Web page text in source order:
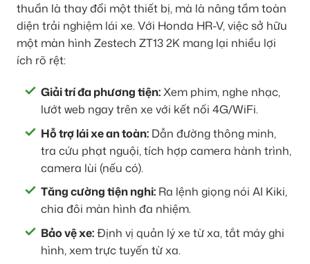
thuần là thay đổi một thiết bị, mà là nâng tầm toàn
diện trải nghiệm lái xe. Với Honda HR-V, việc sở hữu
một màn hình Zestech ZT13 2K mang lại nhiều lợi
ích rõ rệt:
Giải trí đa phương tiện:Xem phim, nghe nhạc,
lướt web ngay trên xe với kết nối 4G/WiFi.
Hỗ trợ lái xe an toàn: Dẫn đường thông minh,
tra cứu phạt nguội, tích hợp camera hành trình,
camera lùi (nếu có).
Tăng cường tiện nghi: Ra lệnh giọng nói AI Kiki,
chia đôi màn hình đa nhiệm.
Bảo vệ xe:Định vị quản lý xe từ xa, tắt máy ghi
hình, xem trực tuyến từ xa.